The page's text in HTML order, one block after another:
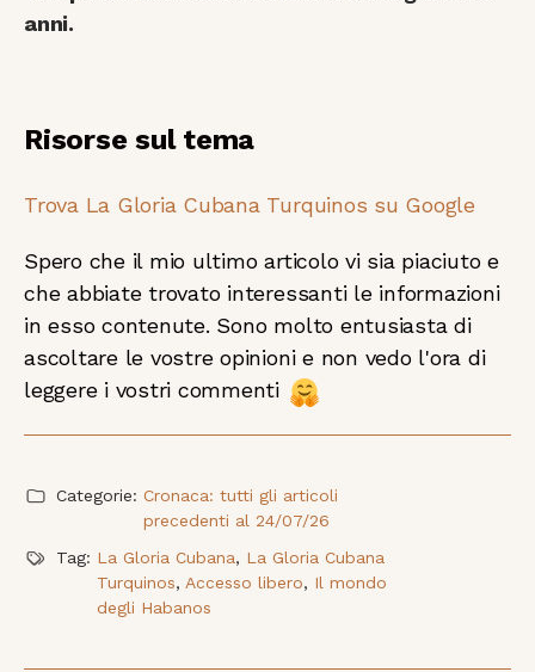
anni.
Risorse sul tema
Trova La Gloria Cubana Turquinos su Google
Spero che il mio ultimo articolo vi sia piaciuto e
che abbiate trovato interessanti le informazioni
in esso contenute. Sono molto entusiasta di
ascoltare le vostre opinioni e non vedo l'ora di
leggere i vostri commenti
Categorie: Cronaca: tutti gli articoli
precedenti al 24/07/26
Tag: La Gloria Cubana, La Gloria Cubana
Turquinos, Accesso libero, Il mondo
degli Habanos